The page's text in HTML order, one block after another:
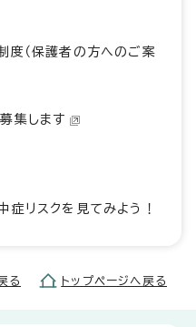
度（保護者の方へのご案
集します
症リスクを見てみよう！
る トップページへ戻る